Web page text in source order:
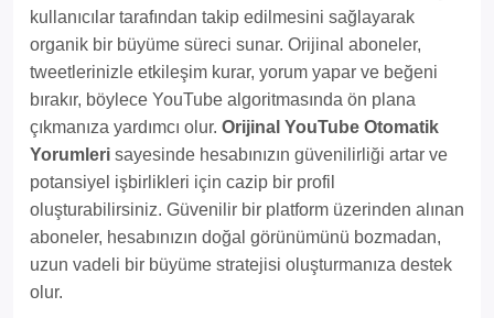
kullanıcılar tarafından takip edilmesini sağlayarak
organik bir büyüme süreci sunar. Orijinal aboneler,
tweetlerinizle etkileşim kurar, yorum yapar ve beğeni
bırakır, böylece YouTube algoritmasında ön plana
çıkmanıza yardımcı olur. Orijinal YouTube Otomatik
Yorumleri sayesinde hesabınızın güvenilirliği artar ve
potansiyel işbirlikleri için cazip bir profil
oluşturabilirsiniz. Güvenilir bir platform üzerinden alınan
aboneler, hesabınızın doğal görünümünü bozmadan,
uzun vadeli bir büyüme stratejisi oluşturmanıza destek
olur.